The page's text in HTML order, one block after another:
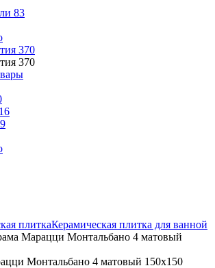
83
370
370
16
плиткаКерамическая плитка для ванной
Марацци Монтальбано 4 матовый
Монтальбано 4 матовый 150x150